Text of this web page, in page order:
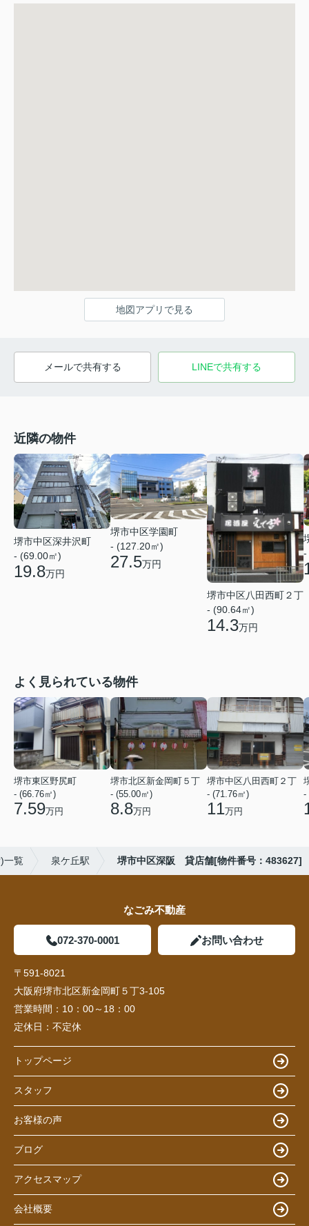
地図アプリで見る
メールで共有する LINEで共有する
近隣の物件
堺市中区深井沢町
- (69.00㎡)
19.8万円
堺市中区学園町
- (127.20㎡)
27.5万円
堺市中区八田西町２丁
- (90.64㎡)
14.3万円
-
よく見られている物件
堺市東区野尻町
- (66.76㎡)
7.59万円
堺市北区新金岡町５丁
- (55.00㎡)
8.8万円
堺市中区八田西町２丁
- (71.76㎡)
11万円
-
一覧 泉ケ丘駅 堺市中区深阪 貸店舗[物件番号：483627]
なごみ不動産
072-370-0001 お問い合わせ
〒591-8021
大阪府堺市北区新金岡町５丁3-105
営業時間： 10：00～18：00
定休日： 不定休
トップページ
スタッフ
お客様の声
ブログ
アクセスマップ
会社概要